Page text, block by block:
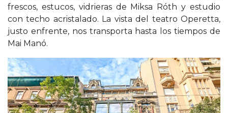
frescos, estucos, vidrieras de Miksa Róth y estudio
con techo acristalado. La vista del teatro Operetta,
justo enfrente, nos transporta hasta los tiempos de
Mai Manó.